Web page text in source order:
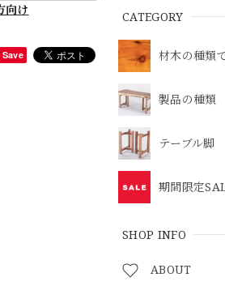
CATEGORY
材木の種類
製品の種類
テーブル脚
期間限定
SHOP INFO
ABOUT
向け
Save